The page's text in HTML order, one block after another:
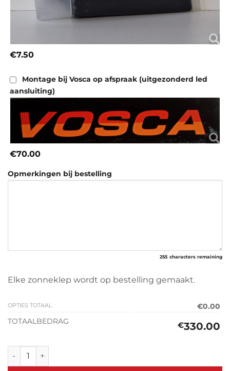
€7.50
Montage bij Vosca op afspraak (uitgezonderd led
aansluiting)
€70.00
Opmerkingen bij bestelling
255 characters remaining
Elke zonneklep wordt op bestelling gemaakt.
OPTIES TOTAAL
€0.00
TOTAALBEDRAG
€330.00
Zonneklep Mitsubishi L300 (1979-1985) aantal